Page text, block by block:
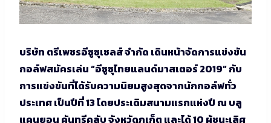
บริษัท ตรีเพชรอีซูซุเซลส์ จำกัด เดินหน้าจัดการแข่งขัน
กอล์ฟสมัครเล่น “อีซูซุไทยแลนด์มาสเตอร์ 2019” กับ
การแข่งขันที่ได้รับความนิยมสูงสุดจากนักกอล์ฟทั่ว
ประเทศ เป็นปีที่ 13 โดยประเดิมสนามแรกแห่งปี ณ บลู
แคนยอน คันทรีคลับ จังหวัดภูเก็ต และได้ 10 ผู้ชนะเลิศ